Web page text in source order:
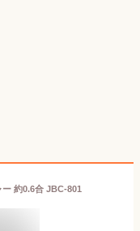
約0.6合 JBC-801